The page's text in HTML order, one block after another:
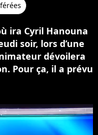
ira Cyril Hanouna
soir, lors d’une
dévoilera
Pour ça, il a prévu